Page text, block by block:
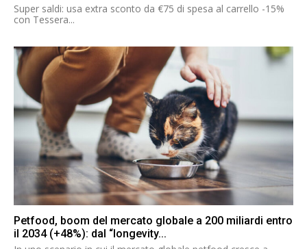
Super saldi: usa extra sconto da €75 di spesa al carrello -15%
con Tessera...
Petfood, boom del mercato globale a 200 miliardi entro
il 2034 (+48%): dal “longevity...